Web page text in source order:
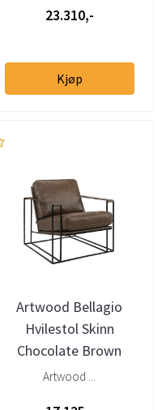
23.310,-
Kjøp
Artwood Bellagio
Hvilestol Skinn
Chocolate Brown
Artwood ...